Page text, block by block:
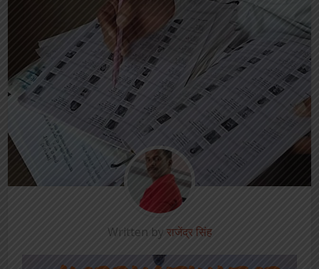
Written by राजेंद्र सिंह